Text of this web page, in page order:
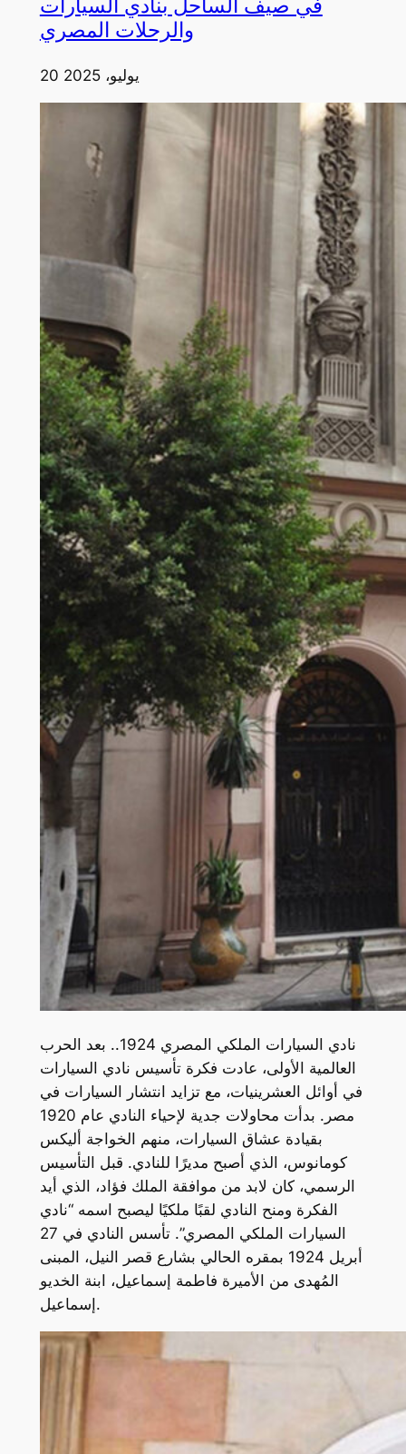
في صيف الساحل بنادي السيارات
والرحلات المصري
20 يوليو، 2025
نادي السيارات الملكي المصري 1924.. بعد الحرب
العالمية الأولى، عادت فكرة تأسيس نادي السيارات
في أوائل العشرينيات، مع تزايد انتشار السيارات في
مصر. بدأت محاولات جدية لإحياء النادي عام 1920
بقيادة عشاق السيارات، منهم الخواجة أليكس
كومانوس، الذي أصبح مديرًا للنادي. قبل التأسيس
الرسمي، كان لابد من موافقة الملك فؤاد، الذي أيد
الفكرة ومنح النادي لقبًا ملكيًا ليصبح اسمه “نادي
السيارات الملكي المصري”. تأسس النادي في 27
أبريل 1924 بمقره الحالي بشارع قصر النيل، المبنى
المُهدى من الأميرة فاطمة إسماعيل، ابنة الخديو
إسماعيل.